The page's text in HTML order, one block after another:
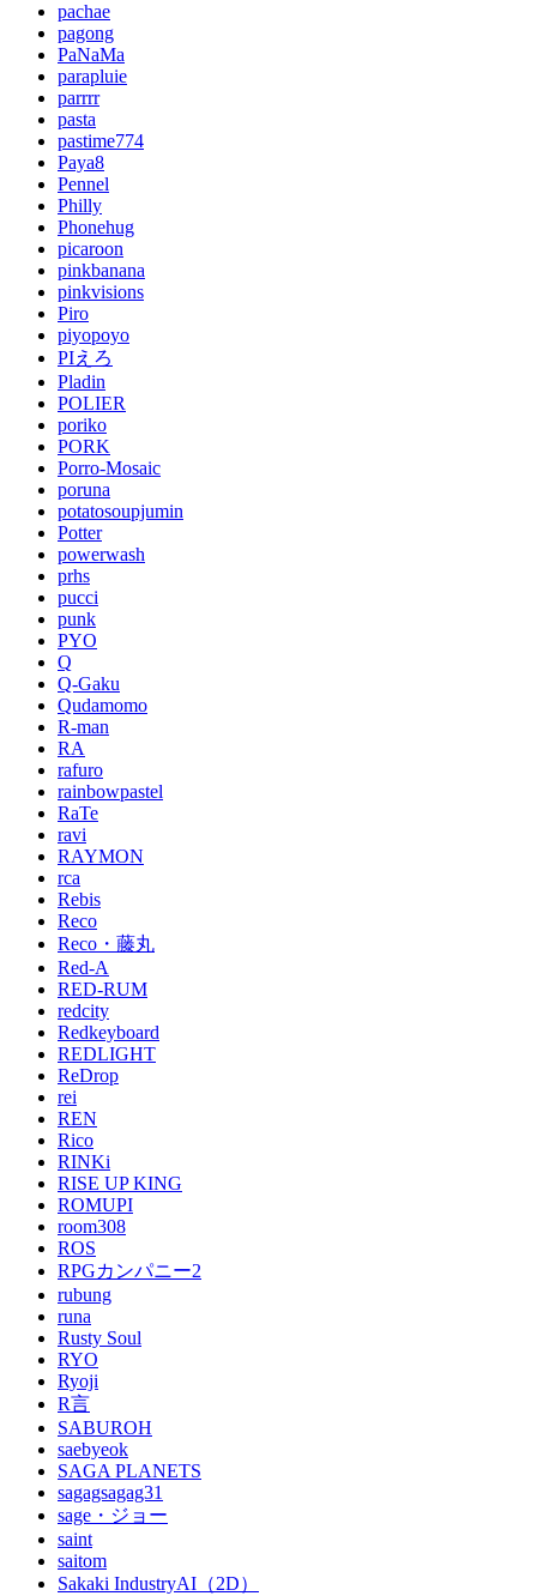
pachae
pagong
PaNaMa
parapluie
parrrr
pasta
pastime774
Paya8
Pennel
Philly
Phonehug
picaroon
pinkbanana
pinkvisions
Piro
piyopoyo
PIえろ
Pladin
POLIER
poriko
PORK
Porro-Mosaic
poruna
potatosoupjumin
Potter
powerwash
prhs
pucci
punk
PYO
Q
Q-Gaku
Qudamomo
R-man
RA
rafuro
rainbowpastel
RaTe
ravi
RAYMON
rca
Rebis
Reco
Reco・藤丸
Red-A
RED-RUM
redcity
Redkeyboard
REDLIGHT
ReDrop
rei
REN
Rico
RINKi
RISE UP KING
ROMUPI
room308
ROS
RPGカンパニー2
rubung
runa
Rusty Soul
RYO
Ryoji
R言
SABUROH
saebyeok
SAGA PLANETS
sagagsagag31
sage・ジョー
saint
saitom
Sakaki IndustryAI（2D）